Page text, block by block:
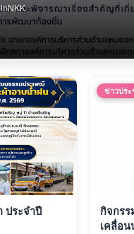
ประจำปี
ข่าวปร
กิจกร
เคลื่อ